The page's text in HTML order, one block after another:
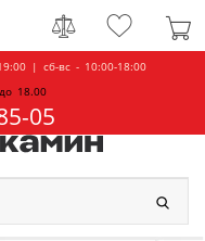
| сб-вс - 10:00-18:00
18.00
05